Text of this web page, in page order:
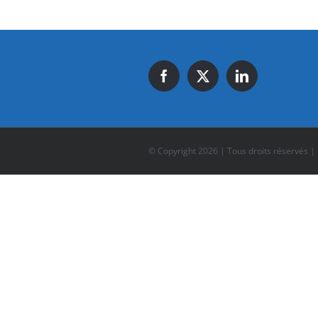
© Copyright 2026 | Tous droits réservés |